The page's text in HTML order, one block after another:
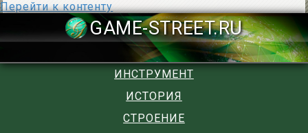
Перейти к контенту
GAME-
ИНСТРУМЕНТ
ИСТОРИЯ
СТРОЕНИЕ